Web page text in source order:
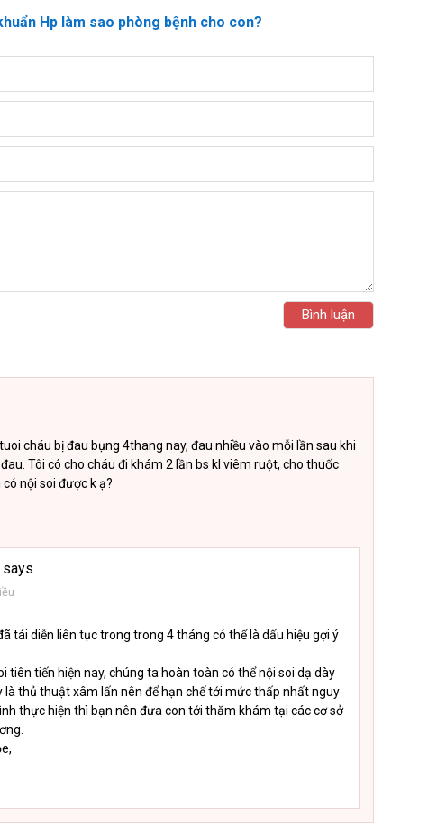
Hp làm sao phòng bệnh cho con?
cháu bị đau bụng 4thang nay, đau nhiều vào mỗi lần sau khi
Tôi có cho cháu đi khám 2 lần bs kl viêm ruột, cho thuốc
nội soi được k ạ?
says
tái diễn liên tục trong trong 4 tháng có thể là dấu hiệu gợi ý
tiên tiến hiện nay, chúng ta hoàn toàn có thể nội soi dạ dày
là thủ thuật xâm lấn nên để hạn chế tới mức thấp nhất nguy
thực hiện thì bạn nên đưa con tới thăm khám tại các cơ sở